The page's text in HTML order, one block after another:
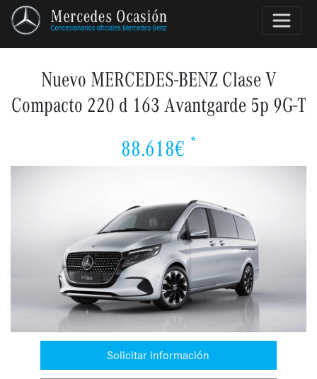
Nuevo MERCEDES-BENZ Clase V
Compacto 220 d 163 Avantgarde 5p 9G-T
88.618€ *
Solicitar información